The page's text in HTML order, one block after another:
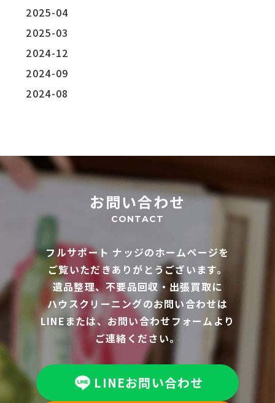
2025-04
2025-03
2024-12
2024-09
2024-08
お問い合わせ
CONTACT
フルサポート ナッジのホームページを
ご覧いただきありがとうございます。
遺品整理、不要品回収・出張買取に
ハウスクリーニングのお問い合わせは
LINEまたは、お問い合わせフォームより
ご連絡ください。
LINEお問い合わせ